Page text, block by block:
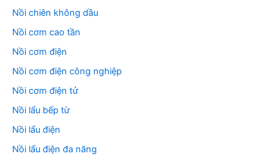
Nồi chiên không dầu
Nồi cơm cao tần
Nồi cơm điện
Nồi cơm điện công nghiệp
Nồi cơm điện tử
Nồi lẩu bếp từ
Nồi lẩu điện
Nồi lẩu điện đa năng